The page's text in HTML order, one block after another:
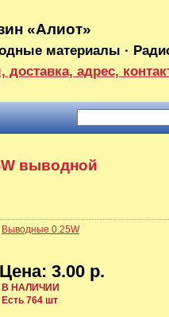
«Алиот»
материалы ·
адрес,
выводной
Выводные 0.25W
Цена: 3.00 р.
В НАЛИЧИИ
Есть 764 шт